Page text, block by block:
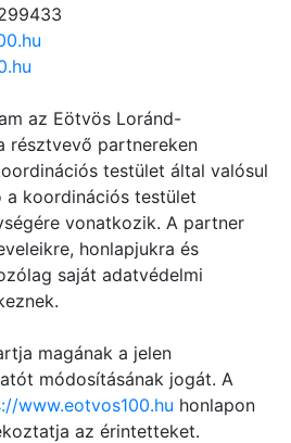
az Eötvös Loránd-
résztvevő partnereken
testület által valósul
a koordinációs testület
vonatkozik. A partner
honlapjukra és
saját adatvédelmi
magának a jelen
módosításának jogát. A
www.eotvos100.hu honlapon
az érintetteket.